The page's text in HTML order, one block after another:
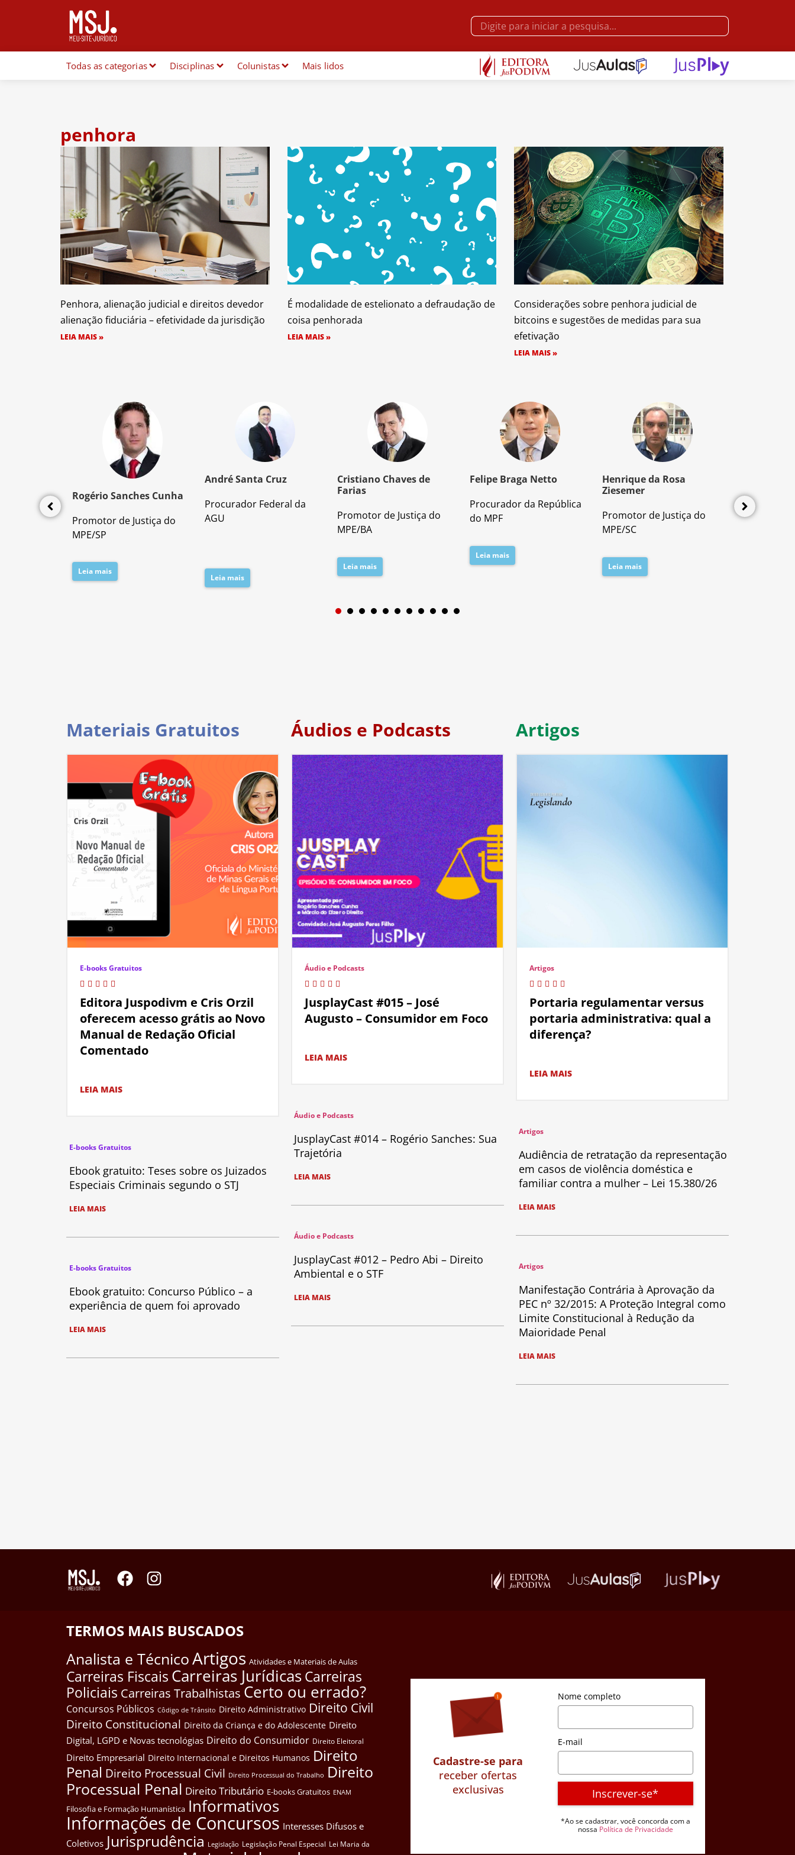
Todas as categorias Disciplinas Colunistas Mais lidos
penhora
Penhora, alienação judicial e direitos devedor
alienação fiduciária – efetividade da jurisdição
LEIA MAIS »
É modalidade de estelionato a defraudação de
coisa penhorada
LEIA MAIS »
Considerações sobre penhora judicial de
bitcoins e sugestões de medidas para sua
efetivação
LEIA MAIS »
Civil
Rogério Sanches Cunha
Promotor de Justiça do
MPE/SP
Leia mais
André Santa Cruz
Procurador Federal da
AGU
Leia mais
Cristiano Chaves de
Farias
Promotor de Justiça do
MPE/BA
Leia mais
Felipe Braga Netto
Procurador da República
do MPF
Leia mais
Henrique da Rosa
Ziesemer
Promotor de Justiça do
MPE/SC
Leia mais
Advogado e
Direito
1 2
Materiais Gratuitos
E-books Gratuitos
Editora Juspodivm e Cris Orzil
oferecem acesso grátis ao Novo
Manual de Redação Oficial
Comentado
LEIA MAIS
E-books Gratuitos
Ebook gratuito: Teses sobre os Juizados
Especiais Criminais segundo o STJ
LEIA MAIS
E-books Gratuitos
Ebook gratuito: Concurso Público – a
experiência de quem foi aprovado
LEIA MAIS
Áudios e Podcasts
Áudio e Podcasts
JusplayCast #015 – José
Augusto – Consumidor em Foco
LEIA MAIS
Áudio e Podcasts
JusplayCast #014 – Rogério Sanches: Sua
Trajetória
LEIA MAIS
Áudio e Podcasts
JusplayCast #012 – Pedro Abi – Direito
Ambiental e o STF
LEIA MAIS
Artigos
Artigos
Portaria regulamentar versus
portaria administrativa: qual a
diferença?
LEIA MAIS
Artigos
Audiência de retratação da representação
em casos de violência doméstica e
familiar contra a mulher – Lei 15.380/26
LEIA MAIS
Artigos
Manifestação Contrária à Aprovação da
PEC nº 32/2015: A Proteção Integral como
Limite Constitucional à Redução da
Maioridade Penal
LEIA MAIS
TERMOS MAIS BUSCADOS
Analista e TécnicoArtigos Atividades e Materiais de Aulas
Carreiras Fiscais Carreiras JurídicasCarreiras
Policiais Carreiras Trabalhistas Certo ou errado?
Concursos Públicos Côdigo de Trânsito Direito Administrativo Direito Civil
Direito Constitucional Direito da Criança e do Adolescente Direito
Digital, LGPD e Novas tecnológias Direito do Consumidor Direito Eleitoral
Direito Empresarial Direito Internacional e Direitos Humanos Direito
Penal Direito Processual Civil Direito Processual do Trabalho Direito
Processual Penal Direito Tributário E-books Gratuitos ENAM
Filosofia e Formação Humanística Informativos
Informações de Concursos Interesses Difusos e
Coletivos Jurisprudência Legislação Legislação Penal Especial Lei Maria da
Cadastre-se para
receber ofertas
exclusivas
Nome completo
E-mail
Inscrever-se*
*Ao se cadastrar, você concorda com a
nossa Política de Privacidade